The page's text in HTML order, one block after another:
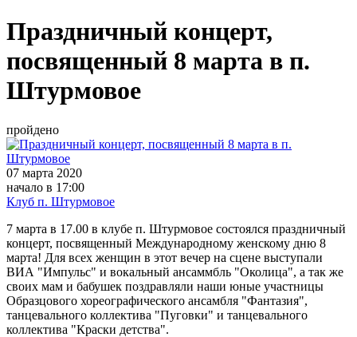
Праздничный концерт,
посвященный 8 марта в п.
Штурмовое
пройдено
07 марта 2020
начало в 17:00
Клуб п. Штурмовое
7 марта в 17.00 в клубе п. Штурмовое состоялся праздничный
концерт, посвященный Международному женскому дню 8
марта! Для всех женщин в этот вечер на сцене выступали
ВИА "Импульс" и вокальный ансаммбль "Околица", а так же
своих мам и бабушек поздравляли наши юные участницы
Образцового хореографического ансамбля "Фантазия",
танцевального коллектива "Пуговки" и танцевального
коллектива "Краски детства".